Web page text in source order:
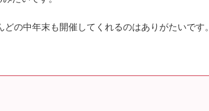
の中年末も開催してくれるのはありがたいです。